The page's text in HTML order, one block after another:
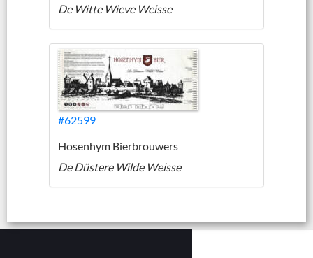
De Witte Wieve Weisse
#62599
Hosenhym Bierbrouwers
De Düstere Wilde Weisse